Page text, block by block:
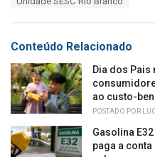
:Conteúdo Relacionado
Dia dos
ao custo-
POSTADO POR
Gasolina
paga a